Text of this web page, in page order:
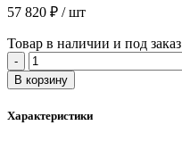
57 820 ₽ / шт
Товар в наличии и под заказ
-
Количество
товара
Ирма
ванна,
В корзину
Характеристики